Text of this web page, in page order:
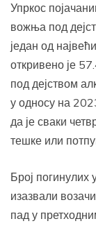
Упркос
вожња под
један од
откривено је
под дејством
у односу на
да је сваки
тешке или
Број погинулих
изазвали
пад у